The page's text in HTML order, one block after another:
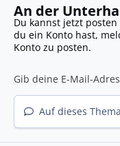
An der
Du kannst jetzt
du ein Konto hast,
Konto zu posten.
Auf dieses